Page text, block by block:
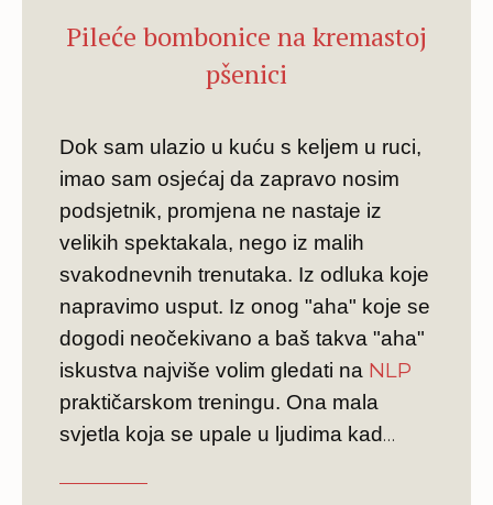
Pileće bombonice na kremastoj
pšenici
Dok sam ulazio u kuću s keljem u ruci,
imao sam osjećaj da zapravo nosim
podsjetnik, promjena ne nastaje iz
velikih spektakala, nego iz malih
svakodnevnih trenutaka. Iz odluka koje
napravimo usput. Iz onog "aha" koje se
dogodi neočekivano a baš takva "aha"
iskustva najviše volim gledati na NLP
praktičarskom treningu. Ona mala
svjetla koja se upale u ljudima kad